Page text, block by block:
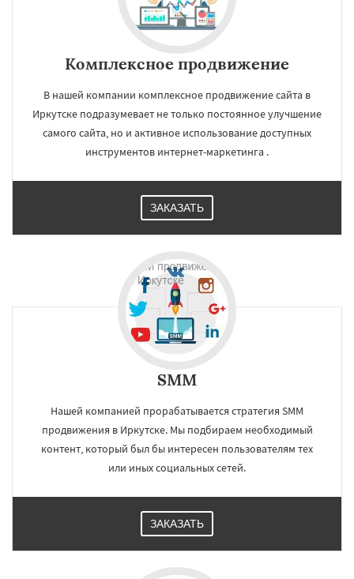
Комплексное продвижение
В нашей компании комплексное продвижение сайта в
Иркутске подразумевает не только постоянное улучшение
самого сайта, но и активное использование доступных
инструментов интернет-маркетинга .
ЗАКАЗАТЬ
SMM
Нашей компанией прорабатывается стратегия SMM
продвижения в Иркутске. Мы подбираем необходимый
контент, который был бы интересен пользователям тех
или иных социальных сетей.
ЗАКАЗАТЬ